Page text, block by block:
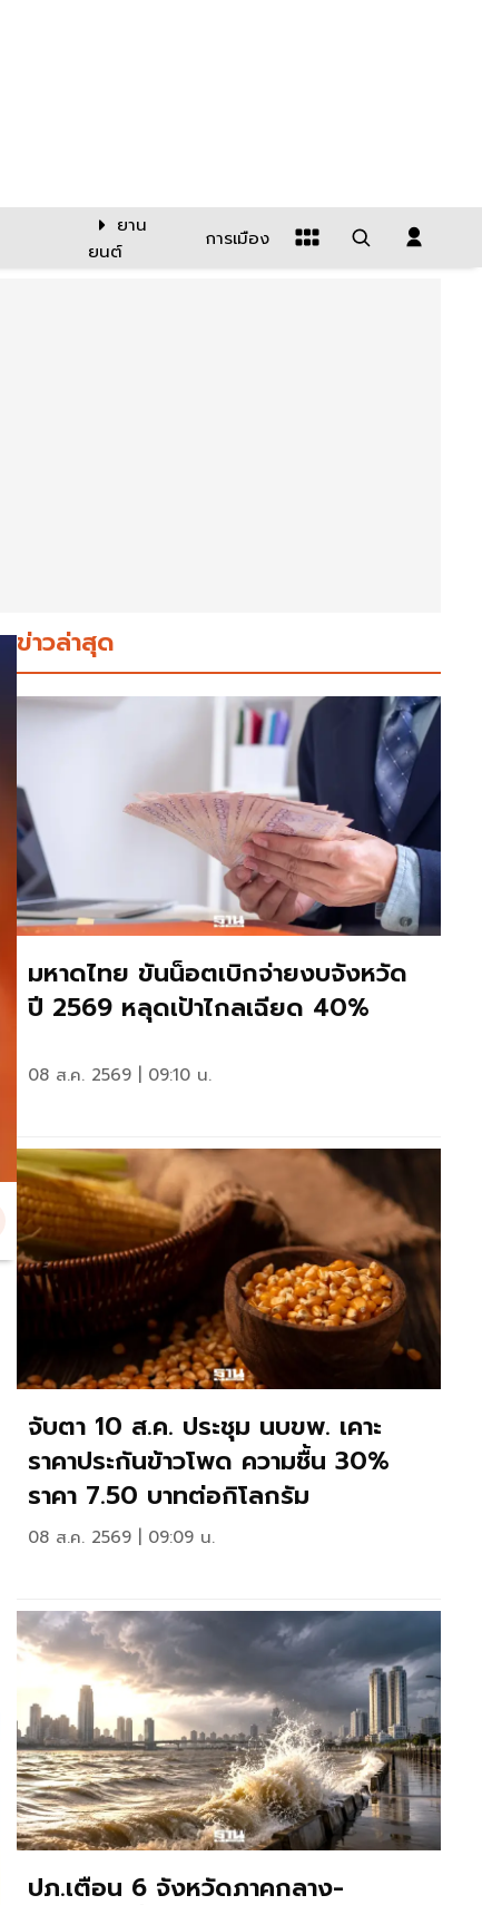
ยาน
ยนต์
การเมือง
ข่าวล่าสุด
มหาดไทย ขันน็อตเบิกจ่ายงบจังหวัด
ปี 2569 หลุดเป้าไกลเฉียด 40%
08 ส.ค. 2569 | 09:10 น.
จับตา 10 ส.ค. ประชุม นบขพ. เคาะ
ราคาประกันข้าวโพด ความชื้น 30%
ราคา 7.50 บาทต่อกิโลกรัม
08 ส.ค. 2569 | 09:09 น.
ปภ.เตือน 6 จังหวัดภาคกลาง-